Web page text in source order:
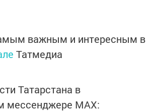
важным и интересным в
Татмедиа
Татарстана в
мессенджере MАХ: